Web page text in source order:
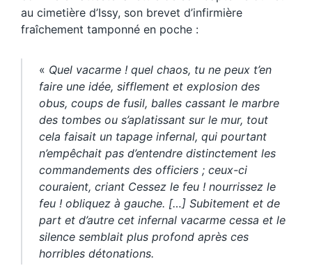
au cimetière d’Issy, son brevet d’infirmière
fraîchement tamponné en poche :
« Quel vacarme ! quel chaos, tu ne peux t’en
faire une idée, sifflement et explosion des
obus, coups de fusil, balles cassant le marbre
des tombes ou s’aplatissant sur le mur, tout
cela faisait un tapage infernal, qui pourtant
n’empêchait pas d’entendre distinctement les
commandements des officiers ; ceux-ci
couraient, criant Cessez le feu ! nourrissez le
feu ! obliquez à gauche. […] Subitement et de
part et d’autre cet infernal vacarme cessa et le
silence semblait plus profond après ces
horribles détonations.